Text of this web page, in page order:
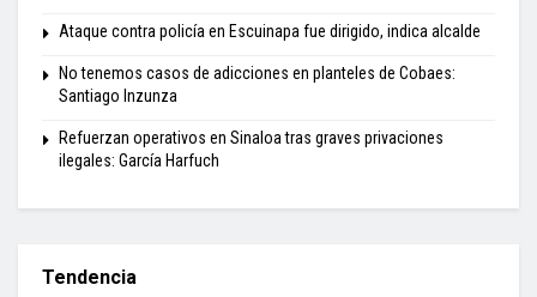
Ataque contra policía en Escuinapa fue dirigido, indica alcalde
No tenemos casos de adicciones en planteles de Cobaes:
Santiago Inzunza
Refuerzan operativos en Sinaloa tras graves privaciones
ilegales: García Harfuch
Tendencia